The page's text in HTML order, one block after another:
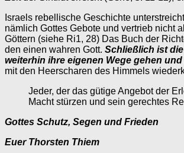
Israels rebellische Geschichte
nämlich Gottes Gebote und vertrieb nicht
Göttern (siehe Ri1, 28) Das Buch der
den einen wahren Gott. Schließlich ist
weiterhin ihre eigenen Wege gehen
mit den Heerscharen des Himmels
Jeder, der das gütige Angebot der
Macht stürzen und sein gerechtes
Gottes Schutz, Segen und Frieden
Euer Thorsten Thiem